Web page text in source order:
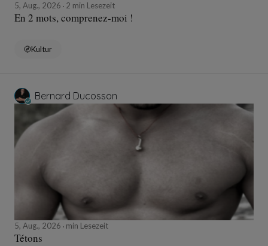
5, Aug., 2026 2 min Lesezeit
En 2 mots, comprenez-moi !
Kultur
Bernard Ducosson
5, Aug., 2026 min Lesezeit
Tétons